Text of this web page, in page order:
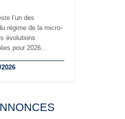
l’un des
régime de la micro-
évolutions
pour 2026
artisans et
de contrôle